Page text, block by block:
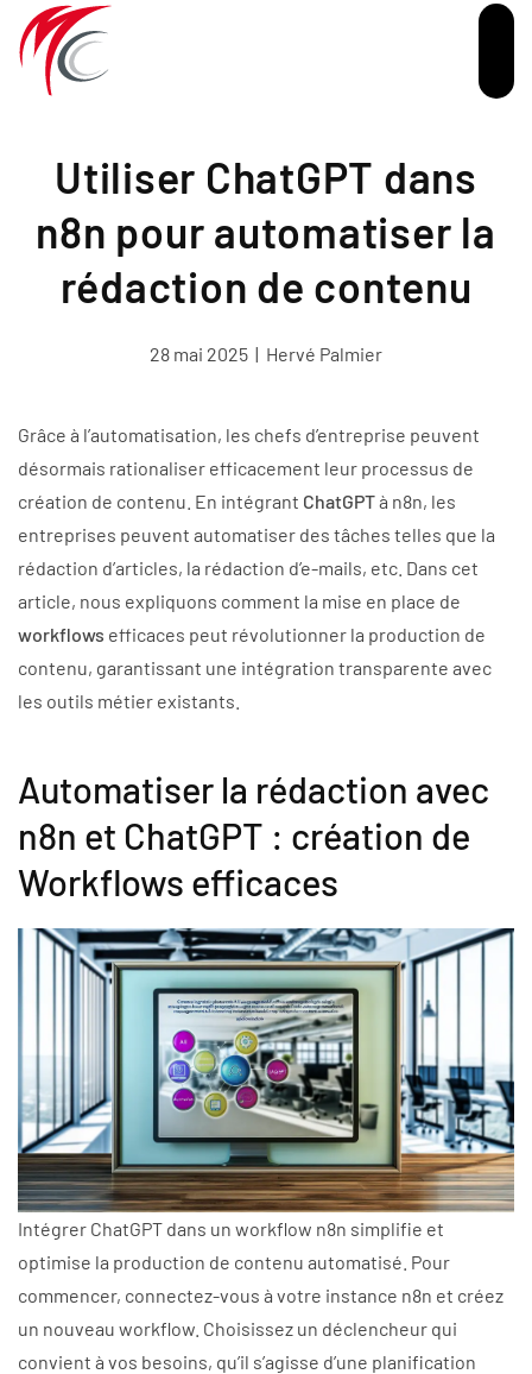
Passer au contenu principal
Utiliser ChatGPT dans
n8n pour automatiser la
rédaction de contenu
28 mai 2025 | Hervé Palmier
Grâce à l’automatisation, les chefs d’entreprise peuvent
désormais rationaliser efficacement leur processus de
création de contenu. En intégrant ChatGPTà n8n, les
entreprises peuvent automatiser des tâches telles que la
rédaction d’articles, la rédaction d’e-mails, etc. Dans cet
article, nous expliquons comment la mise en place de
workflows efficaces peut révolutionner la production de
contenu, garantissant une intégration transparente avec
les outils métier existants.
Automatiser la rédaction avec
n8n et ChatGPT : création de
Workflows efficaces
Intégrer ChatGPT dans un workflow n8n simplifie et
optimise la production de contenu automatisé. Pour
commencer, connectez-vous à votre instance n8n et créez
un nouveau workflow. Choisissez un déclencheur qui
convient à vos besoins, qu’il s’agisse d’une planification